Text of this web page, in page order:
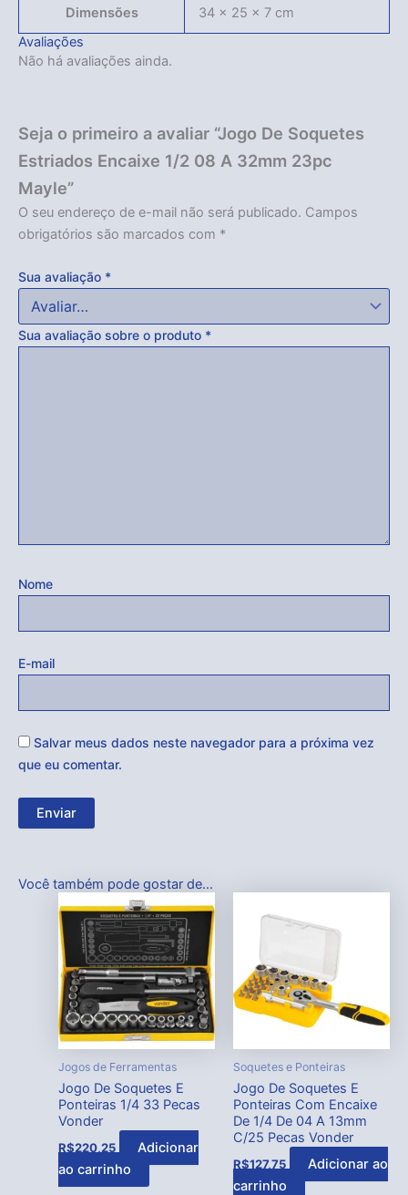
Dimensões
34 × 25 × 7 cm
Avaliações
Não há avaliações ainda.
Seja o primeiro a avaliar “Jogo De Soquetes
Estriados Encaixe 1/2 08 A 32mm 23pc
Mayle”
O seu endereço de e-mail não será publicado. Campos
obrigatórios são marcados com *
Sua avaliação *
Sua avaliação sobre o produto *
Nome
E-mail
Salvar meus dados neste navegador para a próxima vez
que eu comentar.
Você também pode gostar de…
Jogos de Ferramentas
Jogo De Soquetes E
Ponteiras 1/4 33 Pecas
Vonder
R$220,25
Adicionar
ao carrinho
Soquetes e Ponteiras
Jogo De Soquetes E
Ponteiras Com Encaixe
De 1/4 De 04 A 13mm
C/25 Pecas Vonder
R$127,75
Adicionar ao
carrinho